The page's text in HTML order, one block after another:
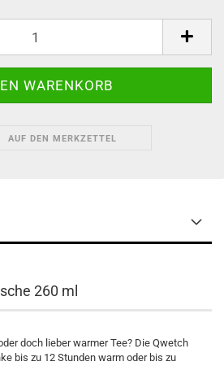
AUF DEN MERKZETTEL
260 ml
doch lieber warmer Tee? Die Qwetch
bis zu 12 Stunden warm oder bis zu